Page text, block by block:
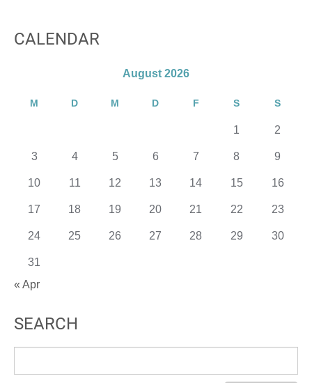
CALENDAR
August 2026
M D M D F S S
1 2
3 4 5 6 7 8 9
10 11 12 13 14 15 16
17 18 19 20 21 22 23
24 25 26 27 28 29 30
31
« Apr
SEARCH